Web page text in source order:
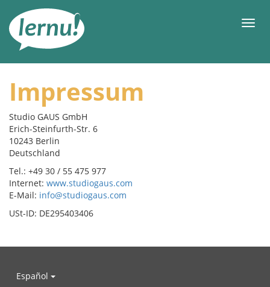
Impressum
Studio GAUS GmbH
Erich-Steinfurth-Str. 6
10243 Berlin
Deutschland
Tel.: +49 30 / 55 475 977
Internet: www.studiogaus.com
E-Mail: info@studiogaus.com
USt-ID: DE295403406
Español